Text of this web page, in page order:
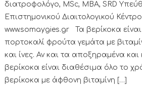
διατροφολόγο, ΜSc, MBA, SRD
Επιστημονικού Διαιτολογικού
www.somaygies.gr Τα βερίκοκα
πορτοκαλί φρούτα γεμάτα με
και ίνες. Αν και τα αποξηραμένα
βερίκοκα είναι διαθέσιμα όλο το
βερίκοκα με άφθονη βιταμίνη […]